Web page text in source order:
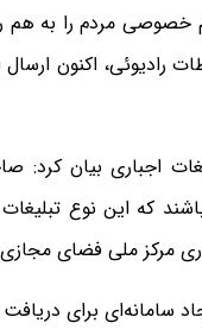
خصوصی مردم را به
رادیوئی، اکنون
اجباری بیان
که این نوع
مرکز ملی فضای مجازی
سامانه‌ای برای